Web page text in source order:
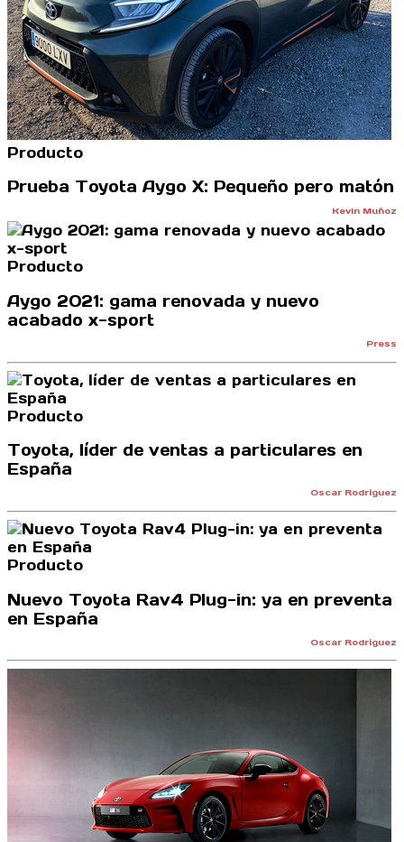
Producto
Prueba Toyota Aygo X: Pequeño pero matón
Kevin Muñoz
Producto
Aygo 2021: gama renovada y nuevo
acabado x-sport
Press
Producto
Toyota, líder de ventas a particulares en
España
Oscar Rodríguez
Producto
Nuevo Toyota Rav4 Plug-in: ya en preventa
en España
Oscar Rodríguez